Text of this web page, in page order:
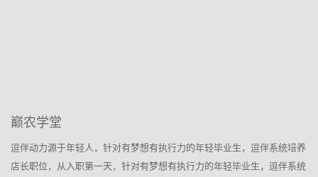
巅农学堂
逗伴动力源于年轻人，针对有梦想有执行力的年轻毕业生，逗伴系统培养
店长职位，从入职第一天，针对有梦想有执行力的年轻毕业生，逗伴系统